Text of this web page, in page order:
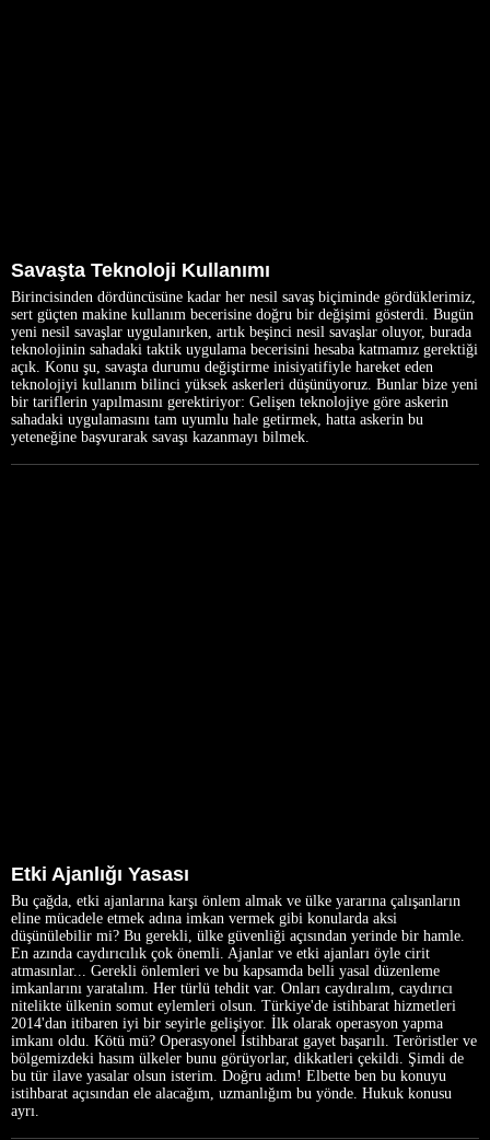
Savaşta Teknoloji Kullanımı
Birincisinden dördüncüsüne kadar her nesil savaş biçiminde gördüklerimiz,
sert güçten makine kullanım becerisine doğru bir değişimi gösterdi. Bugün
yeni nesil savaşlar uygulanırken, artık beşinci nesil savaşlar oluyor, burada
teknolojinin sahadaki taktik uygulama becerisini hesaba katmamız gerektiği
açık. Konu şu, savaşta durumu değiştirme inisiyatifiyle hareket eden
teknolojiyi kullanım bilinci yüksek askerleri düşünüyoruz. Bunlar bize yeni
bir tariflerin yapılmasını gerektiriyor: Gelişen teknolojiye göre askerin
sahadaki uygulamasını tam uyumlu hale getirmek, hatta askerin bu
yeteneğine başvurarak savaşı kazanmayı bilmek.
Etki Ajanlığı Yasası
Bu çağda, etki ajanlarına karşı önlem almak ve ülke yararına çalışanların
eline mücadele etmek adına imkan vermek gibi konularda aksi
düşünülebilir mi? Bu gerekli, ülke güvenliği açısından yerinde bir hamle.
En azında caydırıcılık çok önemli. Ajanlar ve etki ajanları öyle cirit
atmasınlar... Gerekli önlemleri ve bu kapsamda belli yasal düzenleme
imkanlarını yaratalım. Her türlü tehdit var. Onları caydıralım, caydırıcı
nitelikte ülkenin somut eylemleri olsun. Türkiye'de istihbarat hizmetleri
2014'dan itibaren iyi bir seyirle gelişiyor. İlk olarak operasyon yapma
imkanı oldu. Kötü mü? Operasyonel İstihbarat gayet başarılı. Teröristler ve
bölgemizdeki hasım ülkeler bunu görüyorlar, dikkatleri çekildi. Şimdi de
bu tür ilave yasalar olsun isterim. Doğru adım! Elbette ben bu konuyu
istihbarat açısından ele alacağım, uzmanlığım bu yönde. Hukuk konusu
ayrı.